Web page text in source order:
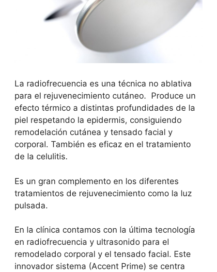
La radiofrecuencia es una técnica no ablativa
para el rejuvenecimiento cutáneo. Produce un
efecto térmico a distintas profundidades de la
piel respetando la epidermis, consiguiendo
remodelación cutánea y tensado facial y
corporal. También es eficaz en el tratamiento
de la celulitis.
Es un gran complemento en los diferentes
tratamientos de rejuvenecimiento como la luz
pulsada.
En la clínica contamos con la última tecnología
en radiofrecuencia y ultrasonido para el
remodelado corporal y el tensado facial. Este
innovador sistema (Accent Prime) se centra